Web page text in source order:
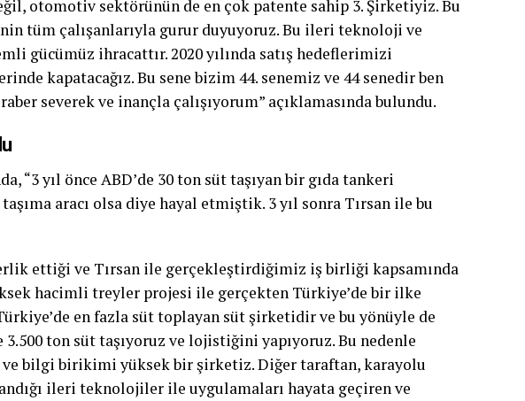
otomotiv sektörünün de en çok patente sahip 3. Şirketiyiz. Bu
tüm çalışanlarıyla gurur duyuyoruz. Bu ileri teknoloji ve
gücümüz ihracattır. 2020 yılında satış hedeflerimizi
kapatacağız. Bu sene bizim 44. senemiz ve 44 senedir ben
severek ve inançla çalışıyorum” açıklamasında bulundu.
“3 yıl önce ABD’de 30 ton süt taşıyan bir gıda tankeri
aracı olsa diye hayal etmiştik. 3 yıl sonra Tırsan ile bu
ettiği ve Tırsan ile gerçekleştirdiğimiz iş birliği kapsamında
hacimli treyler projesi ile gerçekten Türkiye’de bir ilke
en fazla süt toplayan süt şirketidir ve bu yönüyle de
ton süt taşıyoruz ve lojistiğini yapıyoruz. Bu nedenle
ve bilgi birikimi yüksek bir şirketiz. Diğer taraftan, karayolu
ileri teknolojiler ile uygulamaları hayata geçiren ve